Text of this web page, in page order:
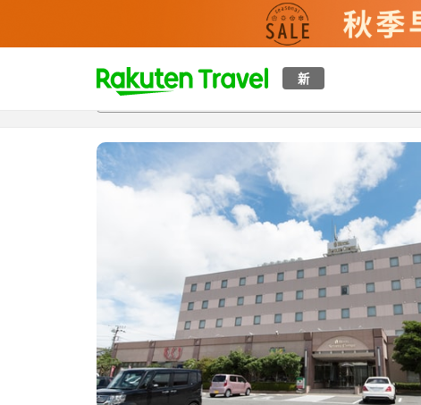
新
t
p
a
g
e
概覽房間及住宿方案 評價設施